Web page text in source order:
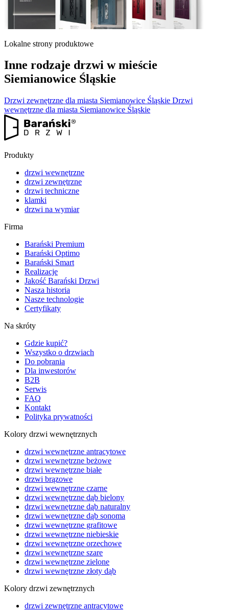
Lokalne strony produktowe
Inne rodzaje drzwi w mieście
Siemianowice Śląskie
Drzwi zewnętrzne dla miasta Siemianowice Śląskie Drzwi
wewnętrzne dla miasta Siemianowice Śląskie
Produkty
drzwi wewnętrzne
drzwi zewnętrzne
drzwi techniczne
klamki
drzwi na wymiar
Firma
Barański Premium
Barański Optimo
Barański Smart
Realizacje
Jakość Barański Drzwi
Nasza historia
Nasze technologie
Certyfikaty
Na skróty
Gdzie kupić?
Wszystko o drzwiach
Do pobrania
Dla inwestorów
B2B
Serwis
FAQ
Kontakt
Polityka prywatności
Kolory drzwi wewnętrznych
drzwi wewnętrzne antracytowe
drzwi wewnętrzne beżowe
drzwi wewnętrzne białe
drzwi brązowe
drzwi wewnętrzne czarne
drzwi wewnętrzne dąb bielony
drzwi wewnętrzne dąb naturalny
drzwi wewnętrzne dąb sonoma
drzwi wewnętrzne grafitowe
drzwi wewnętrzne niebieskie
drzwi wewnętrzne orzechowe
drzwi wewnętrzne szare
drzwi wewnętrzne zielone
drzwi wewnętrzne złoty dąb
Kolory drzwi zewnętrznych
drzwi zewnętrzne antracytowe